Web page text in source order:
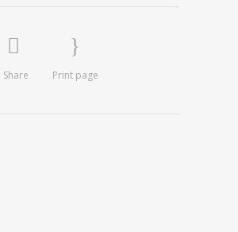
Share Print page